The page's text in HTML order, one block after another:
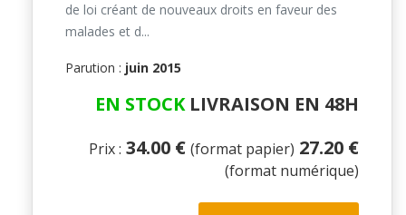
de loi créant de nouveaux droits en faveur des
malades et d...
Parution : juin 2015
EN STOCKLIVRAISON EN 48H
Prix : 34.00 € (format papier) 27.20 €
(format numérique)